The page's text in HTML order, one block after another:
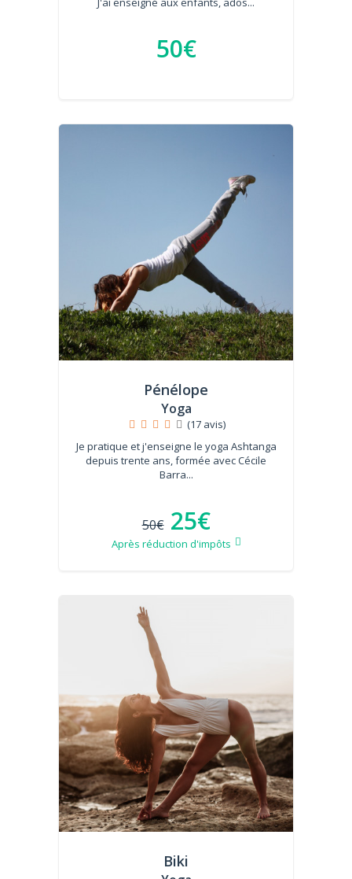
50€
Pénélope
Yoga
(17 avis)
Je pratique et j'enseigne le yoga Ashtanga
depuis trente ans, formée avec Cécile
Barra...
50€ 25€
Après réduction d'impôts
Biki